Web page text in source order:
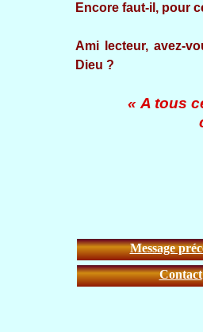
Encore faut-il, pour
Ami lecteur, avez-
Dieu ?
« A tous
Message
Contact